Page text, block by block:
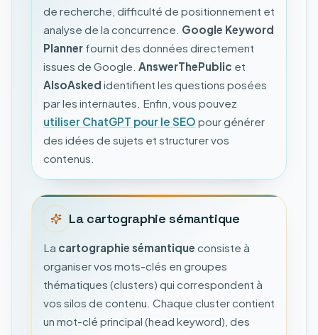
de recherche, difficulté de positionnement et
analyse de la concurrence. Google Keyword
Planner fournit des données directement
issues de Google. AnswerThePublic et
AlsoAsked identifient les questions posées
par les internautes. Enfin, vous pouvez
utiliser ChatGPT pour le SEO pour générer
des idées de sujets et structurer vos
contenus.
La cartographie sémantique
La cartographie sémantique consiste à
organiser vos mots-clés en groupes
thématiques (clusters) qui correspondent à
vos silos de contenu. Chaque cluster contient
un mot-clé principal (head keyword), des